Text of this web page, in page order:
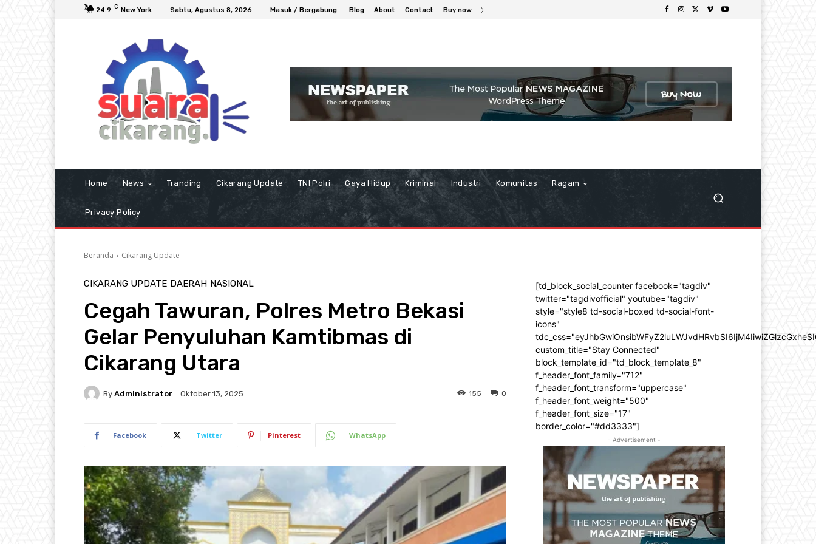
24.9 C New York Sabtu, Agustus 8, 2026 Masuk / Bergabung Blog About Contact Buy now
Home News Tranding Cikarang Update TNI Polri Gaya Hidup Kriminal Industri Komunitas Ragam
Privacy Policy
Beranda Cikarang Update
CIKARANG UPDATE DAERAH NASIONAL
Cegah Tawuran, Polres Metro Bekasi
Gelar Penyuluhan Kamtibmas di
Cikarang Utara
By Administrator Oktober 13, 2025 0
155
Facebook Twitter Pinterest WhatsApp
[td_block_social_counter facebook="tagdiv"
twitter="tagdivofficial" youtube="tagdiv"
style="style8 td-social-boxed td-social-font-
icons"
custom_title="Stay Connected"
block_template_id="td_block_template_8"
f_header_font_family="712"
f_header_font_transform="uppercase"
f_header_font_weight="500"
f_header_font_size="17"
border_color="#dd3333"]
- Advertisement -